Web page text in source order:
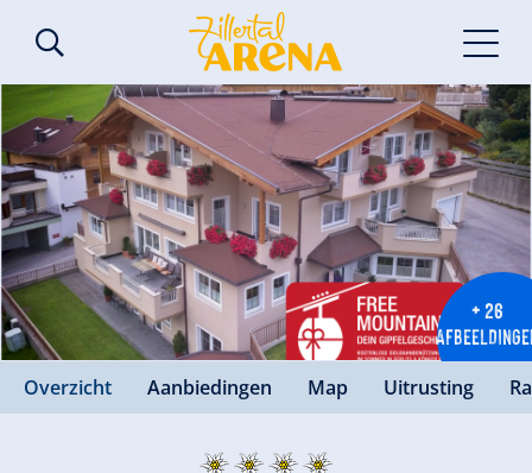
+ 26
Overzicht Aanbiedingen Map Uitrusting